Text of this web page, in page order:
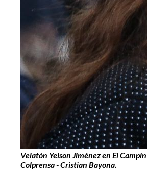
Velatón Yeison Jiménez en El
Colprensa - Cristian Bayona.